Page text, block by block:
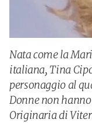
Nata come la
italiana, Tina
personaggio al
Donne non
Originaria di